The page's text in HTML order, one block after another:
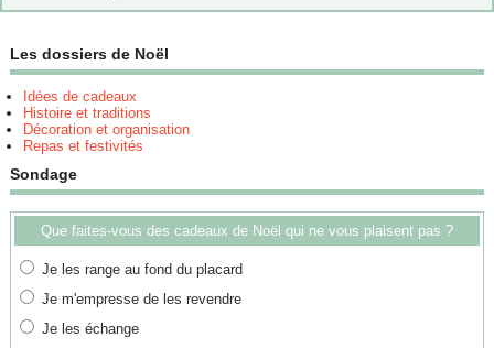
Les dossiers de Noël
Idées de cadeaux
Histoire et traditions
Décoration et organisation
Repas et festivités
Sondage
Que faites-vous des cadeaux de Noël qui ne vous plaisent pas ?
Je les range au fond du placard
Je m'empresse de les revendre
Je les échange